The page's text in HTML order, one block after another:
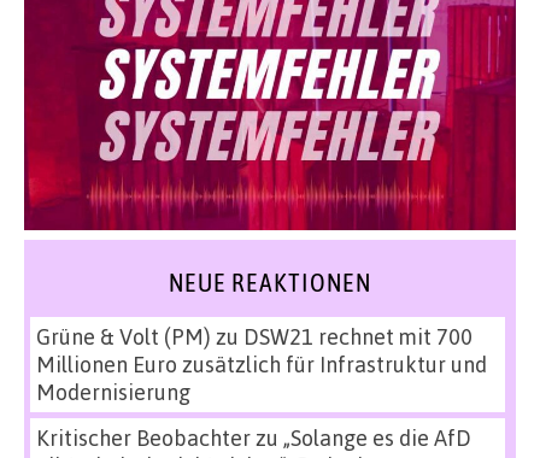
NEUE REAKTIONEN
Grüne & Volt (PM) zu DSW21 rechnet mit 700
Millionen Euro zusätzlich für Infrastruktur und
Modernisierung
Kritischer Beobachterzu „Solange es die AfD